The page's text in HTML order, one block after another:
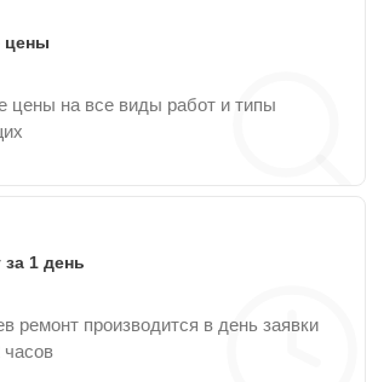
цены
цены на все виды работ и типы
за 1 день
ремонт производится в день заявки
часов